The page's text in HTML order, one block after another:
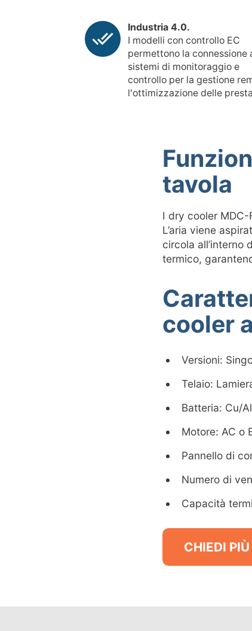
Industria 4.0.
I modelli con controllo EC
permettono la connessione
sistemi di monitoraggio e
controllo per la gestione
l'ottimizzazione delle
tavola
I dry cooler
L’aria viene
circola
termico,
cooler
Versioni:
Telaio:
Batteria: Cu/
Motore: AC o
Pannello di
Numero di
Capacità
CHIEDI